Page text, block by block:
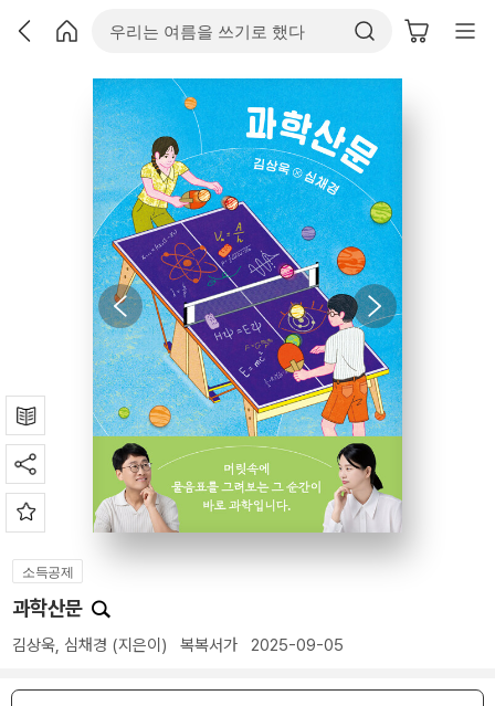
소득공제
과학산문
김상욱, 심채경 (지은이) 복복서가 2025-09-05